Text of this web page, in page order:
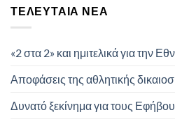
ΤΕΛΕΥΤΑΊΑ ΝΈΑ
«2 στα 2» και ημιτελικά για την
Αποφάσεις της αθλητικής
Δυνατό ξεκίνημα για τους